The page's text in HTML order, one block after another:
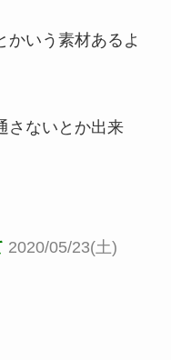
かいう素材あるよ
さないとか出来
2020/05/23(土)